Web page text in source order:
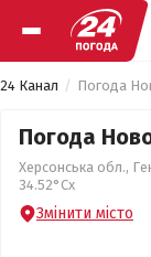
24 Канал Погода
Погода
Херсонська обл.,
34.52°Сх
Змінити місто